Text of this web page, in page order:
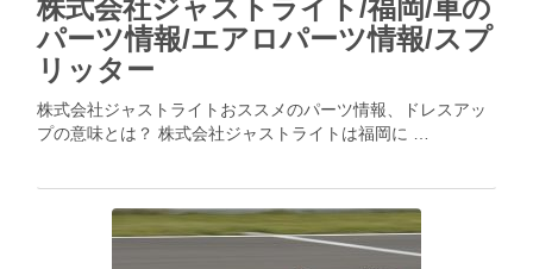
株式会社ジャストライト/福岡/車の
パーツ情報/エアロパーツ情報/スプ
リッター
株式会社ジャストライトおススメのパーツ情報、ドレスアッ
プの意味とは？ 株式会社ジャストライトは福岡に …